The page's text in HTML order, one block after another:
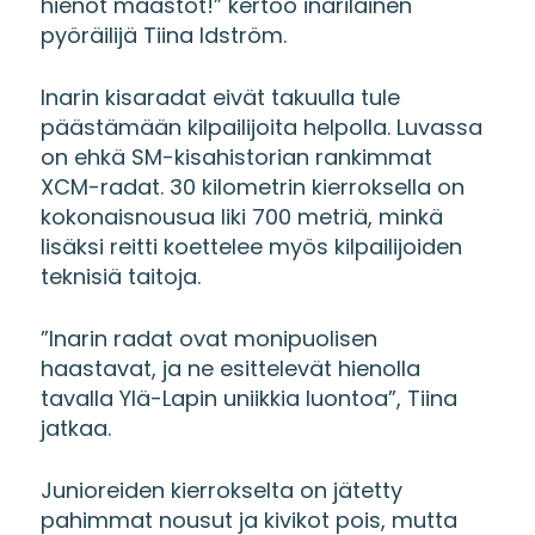
pyöräilijä Tiina Idström.
Inarin kisaradat eivät takuulla tule
päästämään kilpailijoita helpolla. Luvassa
on ehkä SM-kisahistorian rankimmat
XCM-radat. 30 kilometrin kierroksella on
kokonaisnousua liki 700 metriä, minkä
lisäksi reitti koettelee myös kilpailijoiden
teknisiä taitoja.
”Inarin radat ovat monipuolisen
haastavat, ja ne esittelevät hienolla
tavalla Ylä-Lapin uniikkia luontoa”, Tiina
jatkaa.
Junioreiden kierrokselta on jätetty
pahimmat nousut ja kivikot pois, mutta